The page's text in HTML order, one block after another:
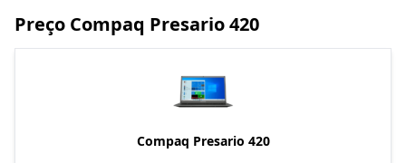
Preço Compaq Presario 420
Compaq Presario 420